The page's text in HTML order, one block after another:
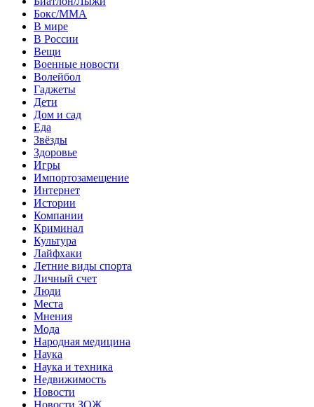
Бокс/MMA
В мире
В России
Вещи
Военные новости
Волейбол
Гаджеты
Дети
Дом и сад
Еда
Звёзды
Здоровье
Игры
Импортозамещение
Интернет
Истории
Компании
Криминал
Культура
Лайфхаки
Летние виды спорта
Личный счет
Люди
Места
Мнения
Мода
Народная медицина
Наука
Наука и техника
Недвижимость
Новости
Новости ЗОЖ